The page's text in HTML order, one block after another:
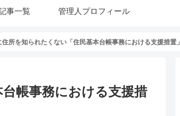
事一覧 管理人プロフィール
所を知られたくない「住民基本台帳事務における支援措置」
帳事務における支援措